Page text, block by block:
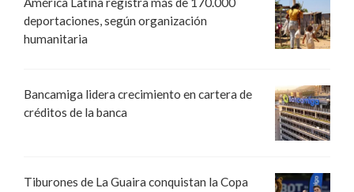
deportaciones, según organización
humanitaria
Bancamiga lidera crecimiento en cartera de
créditos de la banca
Tiburones de La Guaira conquistan la Copa